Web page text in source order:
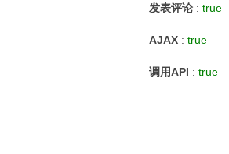
发表评论 : true
AJAX : true
调用API : true